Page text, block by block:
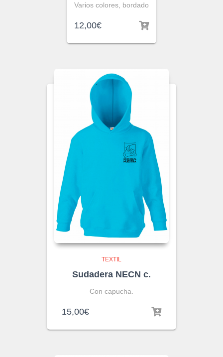
Varios colores, bordado
12,00€
TEXTIL
Sudadera NECN c.
Con capucha.
15,00€